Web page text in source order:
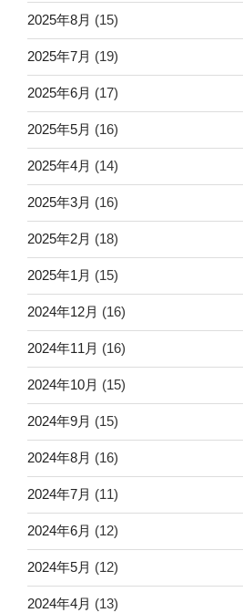
2025年8月 (15)
2025年7月 (19)
2025年6月 (17)
2025年5月 (16)
2025年4月 (14)
2025年3月 (16)
2025年2月 (18)
2025年1月 (15)
2024年12月 (16)
2024年11月 (16)
2024年10月 (15)
2024年9月 (15)
2024年8月 (16)
2024年7月 (11)
2024年6月 (12)
2024年5月 (12)
2024年4月 (13)